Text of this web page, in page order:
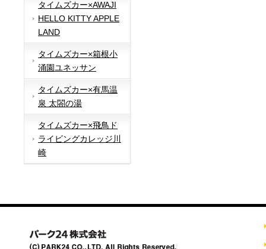
タイムズカー×AWAJI
HELLO KITTY APPLE
LAND
タイムズカー×箱根小
涌園ユネッサン
タイムズカー×有馬温
泉 太閤の湯
タイムズカー×飛鳥ド
ライビングカレッジ川
崎